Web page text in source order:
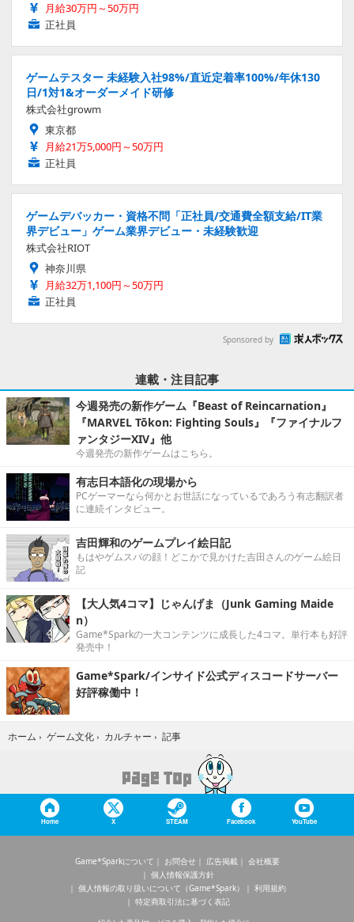
月給30万円～50万円
正社員
ゲームテスター 未経験入社98%/直近定着率100%/年休130
日/1対1&オーダーメイド研修
株式会社growm
東京都
月給21万5,000円～50万円
正社員
ゲームデバッカー・資格不問「正社員/交通費全額支給/IT業
界デビュー」ゲーム業界デビュー・未経験歓迎
株式会社RIOT
神奈川県
月給32万1,100円～50万円
正社員
Sponsored by
連載・注目記事
今週発売の新作ゲーム『Beast of Reincarnation』
『MARVEL Tōkon: Fighting Souls』『ファイナルフ
ァンタジーXIV』他
今週発売の新作ゲームはこちら。
有志日本語化の現場から
PCゲーマーなら何かとお世話になっているであろう有志翻訳者
に連続インタビュー。
吉田輝和のゲームプレイ絵日記
もはやゲムスパの顔！どこかで見かけた吉田さんのゲーム絵日
記
【大人気4コマ】じゃんげま（Junk Gaming Maide
n）
Game*Sparkの一大コンテンツに成長した4コマ。単行本も好評
発売中！
Game*Spark/インサイド公式ディスコードサーバー
好評稼働中！
ホーム › ゲーム文化 › カルチャー › 記事
Home X STEAM Facebook YouTube
Game*Sparkについて お問合せ 広告掲載
会社概要
個人情報保護方針
個人情報の取り扱いについて（Game*Spark）
利用規約
特定商取引法に基づく表記